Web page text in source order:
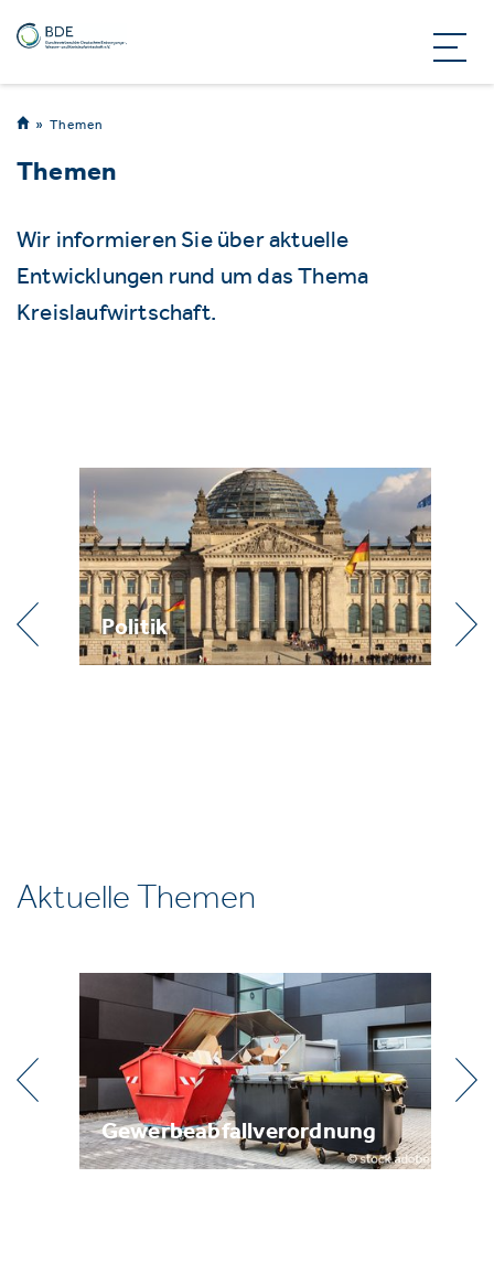
Themen
Themen
Wir informieren Sie über aktuelle
Entwicklungen rund um das Thema
Kreislaufwirtschaft.
Praxis
Aktuelle Themen
Metallrecycling